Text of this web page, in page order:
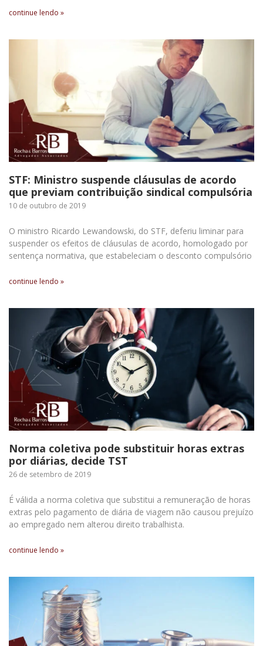
continue lendo »
STF: Ministro suspende cláusulas de acordo
que previam contribuição sindical compulsória
10 de outubro de 2019
O ministro Ricardo Lewandowski, do STF, deferiu liminar para
suspender os efeitos de cláusulas de acordo, homologado por
sentença normativa, que estabeleciam o desconto compulsório
continue lendo »
Norma coletiva pode substituir horas extras
por diárias, decide TST
26 de setembro de 2019
É válida a norma coletiva que substitui a remuneração de horas
extras pelo pagamento de diária de viagem não causou prejuízo
ao empregado nem alterou direito trabalhista.
continue lendo »